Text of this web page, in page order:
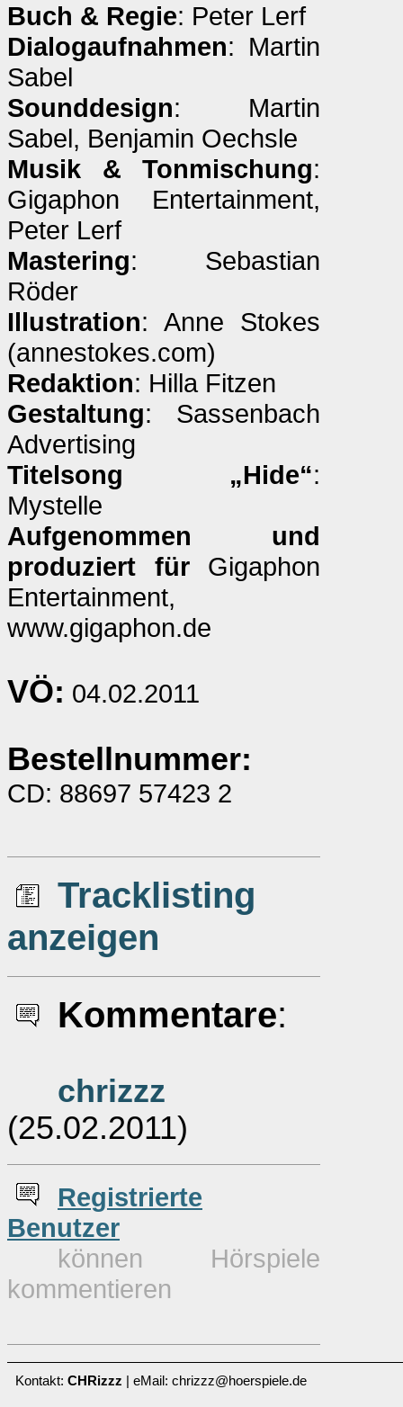
Buch & Regie: Peter Lerf
Dialogaufnahmen: Martin
Sabel
Sounddesign: Martin
Sabel, Benjamin Oechsle
Musik & Tonmischung:
Gigaphon Entertainment,
Peter Lerf
Mastering: Sebastian
Röder
Illustration: Anne Stokes
(annestokes.com)
Redaktion: Hilla Fitzen
Gestaltung: Sassenbach
Advertising
Titelsong „Hide“:
Mystelle
Aufgenommen und
produziert fürGigaphon
Entertainment,
www.gigaphon.de
VÖ: 04.02.2011
Bestellnummer:
CD: 88697 57423 2
Tracklisting
anzeigen
Kommentare:
chrizzz
(25.02.2011)
Registrierte
Benutzer
können Hörspiele
kommentieren
Kontakt: CHRizzz | eMail: chrizzz@hoerspiele.de